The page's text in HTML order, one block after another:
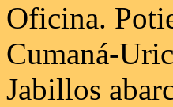
Oficina.
Cumaná-
Jabillos